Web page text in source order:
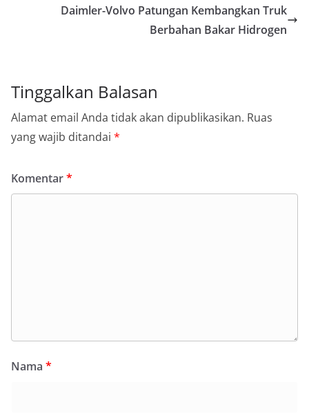
Daimler-Volvo Patungan Kembangkan Truk
Berbahan Bakar Hidrogen
Tinggalkan Balasan
Alamat email Anda tidak akan dipublikasikan. Ruas
yang wajib ditandai *
Komentar*
Nama *